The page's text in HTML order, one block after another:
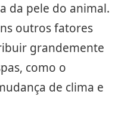
da pele do animal.
outros fatores
grandemente
como o
de clima e